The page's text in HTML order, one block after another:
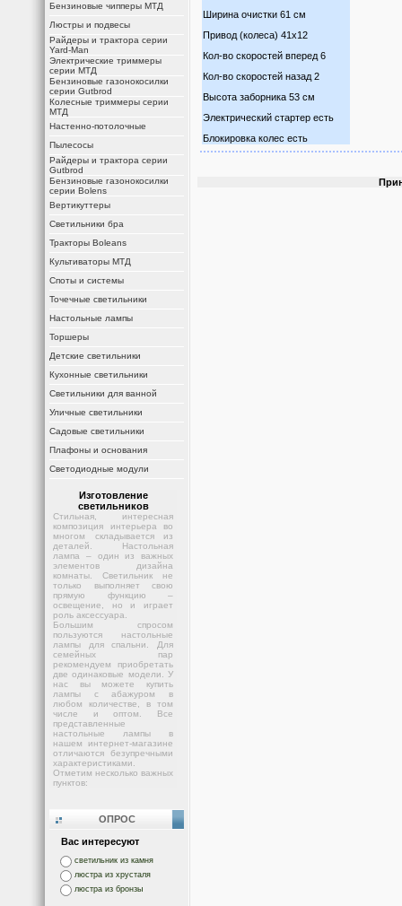
Бензиновые чипперы МТД
Люстры и подвесы
Райдеры и трактора серии
Yard-Man
Электрические триммеры
серии МТД
Бензиновые газонокосилки
серии Gutbrod
Колесные триммеры серии
МТД
Настенно-потолочные
Пылесосы
Райдеры и трактора серии
Gutbrod
Бензиновые газонокосилки
серии Bolens
Вертикуттеры
Светильники бра
Тракторы Boleans
Культиваторы МТД
Споты и системы
Точечные светильники
Настольные лампы
Торшеры
Детские светильники
Кухонные светильники
Светильники для ванной
Уличные светильники
Садовые светильники
Плафоны и основания
Светодиодные модули
Изготовление
светильников
Стильная, интересная
композиция интерьера во
многом складывается из
деталей. Настольная
лампа – один из важных
элементов дизайна
комнаты. Светильник не
только выполняет свою
прямую функцию –
освещение, но и играет
роль аксессуара.
Большим спросом
пользуются настольные
лампы для спальни. Для
семейных пар
рекомендуем приобретать
две одинаковые модели. У
нас вы можете купить
лампы с абажуром в
любом количестве, в том
числе и оптом. Все
представленные
настольные лампы в
нашем интернет-магазине
отличаются безупречными
характеристиками.
Отметим несколько важных
пунктов:
ОПРОС
Вас интересуют
светильник из камня
люстра из хрусталя
люстра из бронзы
Ширина очистки 61 см
Привод (колеса) 41х12
Кол-во скоростей вперед 6
Кол-во скоростей назад 2
Высота заборника 53 см
Электрический стартер есть
Блокировка колес есть